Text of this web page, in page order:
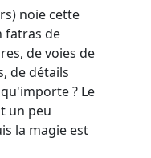
noie cette
fatras de
de voies de
de détails
? Le
un peu
la magie est